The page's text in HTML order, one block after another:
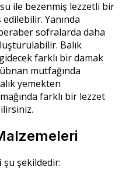
ile bezenmiş lezzetli bir
Yanında
sofralarda daha
Balık
farklı bir damak
mutfağında
yemekten
farklı bir lezzet
şu şekildedir: